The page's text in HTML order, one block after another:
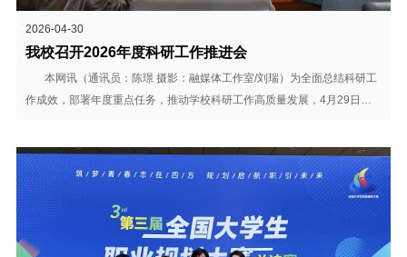
2026-04-30
我校召开2026年度科研工作推进会
本网讯（通讯员：陈璟 摄影：融媒体工作室/刘瑞）为全面总结科研工
作成效，部署年度重点任务，推动学校科研工作高质量发展，4月29日上
长助理吴山出席会议，各二级学院（部）负责人、科研平台负责人代表、
校科协代表及相...